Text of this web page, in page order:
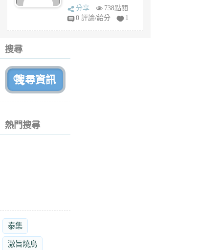
sq
fy
分享
738點閱
0 評論/給分
1
搜尋
熱門搜尋
泰集
激旨燒鳥